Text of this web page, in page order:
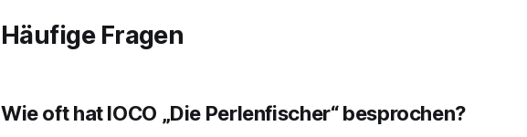
Häufige Fragen
Wie oft hat IOCO „Die Perlenfischer“ besprochen?